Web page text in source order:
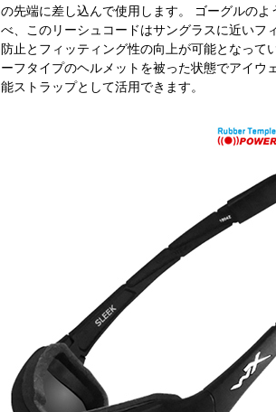
の先端に差し込んで使用します。 ゴーグルの
べ、このリーシュコードはサングラスに近いフ
防止とフィッティング性の向上が可能となって
ーフタイプのヘルメットを被った状態でアイ
能ストラップとして活用できます。